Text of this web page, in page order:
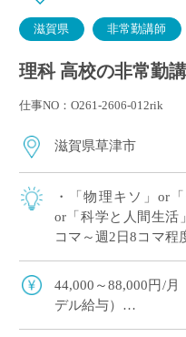
滋賀県 非常勤講師
理科 高校の非常勤
仕事NO：O261-2606-012rik
滋賀県草津市
・「物理キソ」or
or「科学と人間生活
コマ～週2日8コマ程
高等学校にて、理
44,000～88,000円/
デル給与）